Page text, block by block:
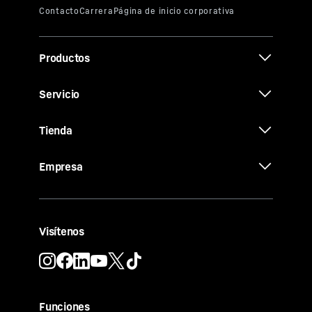
Productos
Servicio
Tienda
Empresa
Visítenos
Funciones